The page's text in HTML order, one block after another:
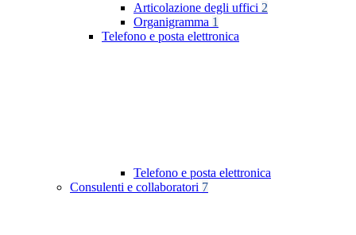
Articolazione degli uffici 2
Organigramma 1
Telefono e posta elettronica
Telefono e posta elettronica
Consulenti e collaboratori 7